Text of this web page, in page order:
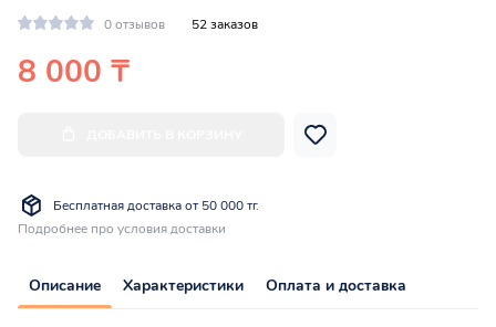
0 отзывов
52 заказов
8 000 ₸
Бесплатная доставка от 50 000 тг.
Подробнее про условия доставки
Описание Характеристики Оплата и доставка